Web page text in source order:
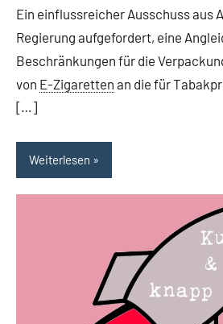
Ein einflussreicher Ausschuss aus
Regierung aufgefordert, eine
Beschränkungen für die
von E-Zigaretten an die für
[…]
Weiterlesen